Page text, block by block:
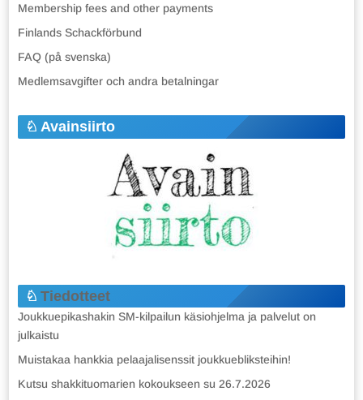
Membership fees and other payments
Finlands Schackförbund
FAQ (på svenska)
Medlemsavgifter och andra betalningar
Avainsiirto
Tiedotteet
Joukkuepikashakin SM-kilpailun käsiohjelma ja palvelut on
julkaistu
Muistakaa hankkia pelaajalisenssit joukkuebliksteihin!
Kutsu shakkituomarien kokoukseen su 26.7.2026